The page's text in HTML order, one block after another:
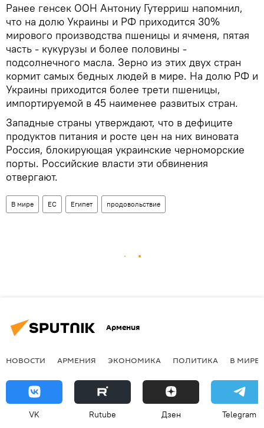
Ранее генсек ООН Антониу Гутерриш напомнил,
что на долю Украины и РФ приходится 30%
мирового производства пшеницы и ячменя, пятая
часть - кукурузы и более половины -
подсолнечного масла. Зерно из этих двух стран
кормит самых бедных людей в мире. На долю РФ и
Украины приходится более трети пшеницы,
импортируемой в 45 наименее развитых стран.
Западные страны утверждают, что в дефиците
продуктов питания и росте цен на них виновата
Россия, блокирующая украинские черноморские
порты. Российские власти эти обвинения
отвергают.
В мире ЕС Египет продовольствие
Армения
НОВОСТИ АРМЕНИЯ ЭКОНОМИКА ПОЛИТИКА В МИРЕ
VK Rutube Дзен Telegram